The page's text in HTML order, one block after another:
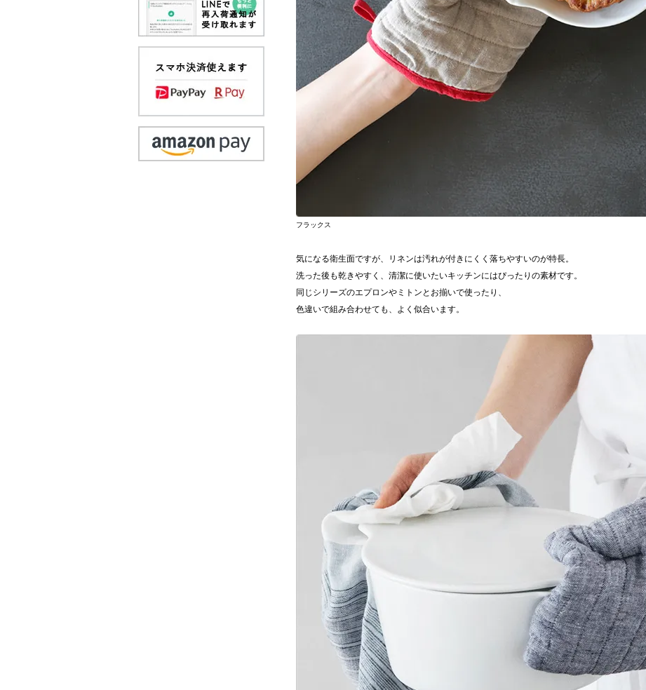
フラックス
気になる衛生面ですが、リネンは汚れが付きにくく落ちやすいのが特長。
洗った後も乾きやすく、清潔に使いたいキッチンにはぴったりの素材です。
同じシリーズのエプロンやミトンとお揃いで使ったり、
色違いで組み合わせても、よく似合います。